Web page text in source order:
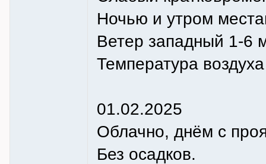
Ночью и утром
Ветер западный 1-6
Температура
01.02.2025
Облачно, днём с
Без осадков.